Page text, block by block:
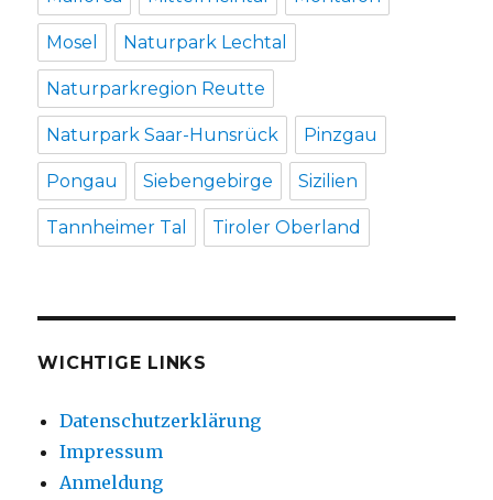
Mosel Naturpark Lechtal
Naturparkregion Reutte
Naturpark Saar-Hunsrück Pinzgau
Pongau Siebengebirge Sizilien
Tannheimer Tal Tiroler Oberland
WICHTIGE LINKS
Datenschutzerklärung
Impressum
Anmeldung